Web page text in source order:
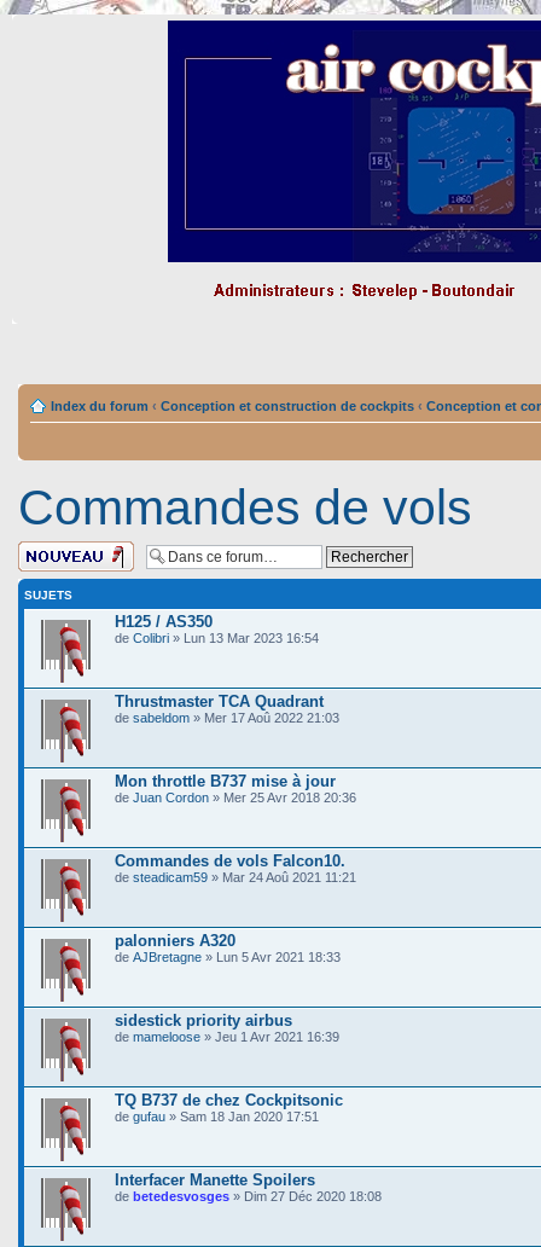
Index du forum ‹ Conception et construction de cockpits ‹ Conception et
Commandes de vols
Ecrire un nouveau
sujet
SUJETS
H125 / AS350
de Colibri » Lun 13 Mar 2023 16:54
Thrustmaster TCA Quadrant
de sabeldom » Mer 17 Aoû 2022 21:03
Mon throttle B737 mise à jour
de Juan Cordon » Mer 25 Avr 2018 20:36
Commandes de vols Falcon10.
de steadicam59 » Mar 24 Aoû 2021 11:21
palonniers A320
de AJBretagne » Lun 5 Avr 2021 18:33
sidestick priority airbus
de mameloose » Jeu 1 Avr 2021 16:39
TQ B737 de chez Cockpitsonic
de gufau » Sam 18 Jan 2020 17:51
Interfacer Manette Spoilers
de betedesvosges » Dim 27 Déc 2020 18:08